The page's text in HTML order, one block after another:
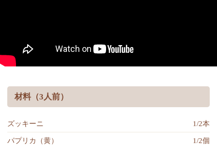
材料（3人前）
ズッキーニ 1/2本
パプリカ（黄） 1/2個